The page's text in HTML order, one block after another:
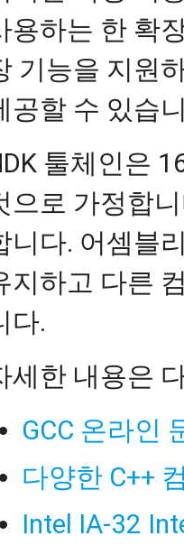
용하는 한 확
기능을 지원
공할 수 있습
툴체인은
으로 가정합
니다. 어셈블
지하고 다른
다.
세한 내용은
GCC 온라인
다양한 C++
Intel IA-32